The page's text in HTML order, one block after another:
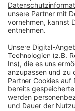
Michael Schulte
es mit seinem
Anzeige
Das Ganze ist
braucht man
die kann man in